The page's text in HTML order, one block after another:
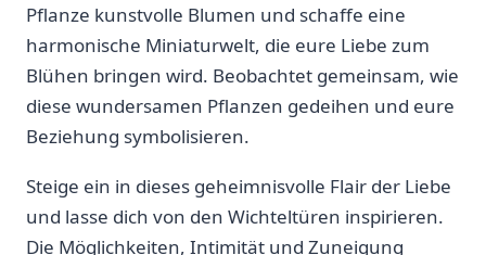
Pflanze kunstvolle Blumen und schaffe eine
harmonische Miniaturwelt, die eure ⁤Liebe zum​
Blühen bringen wird. Beobachtet gemeinsam, wie
diese wundersamen Pflanzen‍ gedeihen‍ und eure⁢
Beziehung symbolisieren.
Steige ein in dieses geheimnisvolle Flair⁢ der Liebe
und ⁣lasse dich von den Wichteltüren inspirieren.
Die Möglichkeiten,⁣ Intimität⁣ und Zuneigung